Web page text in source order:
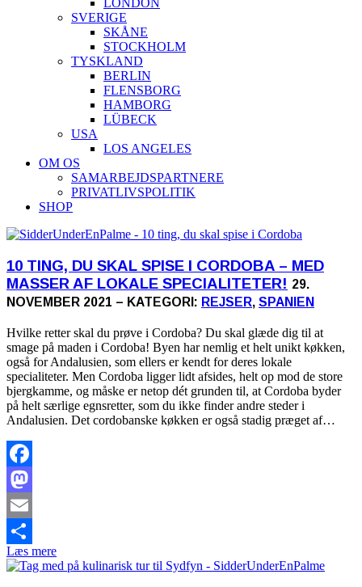
LONDON
SVERIGE
SKÅNE
STOCKHOLM
TYSKLAND
BERLIN
FLENSBORG
HAMBORG
LÜBECK
USA
LOS ANGELES
OM OS
SAMARBEJDSPARTNERE
PRIVATLIVSPOLITIK
SHOP
10 TING, DU SKAL SPISE I CORDOBA – MED
MASSER AF LOKALE SPECIALITETER! 29.
NOVEMBER 2021 – KATEGORI: REJSER, SPANIEN
Hvilke retter skal du prøve i Cordoba? Du skal glæde dig til at
smage på maden i Cordoba! Byen har nemlig et helt unikt køkken,
også for Andalusien, som ellers er kendt for deres lokale
specialiteter. Men Cordoba ligger lidt afsides, helt op mod de store
bjergkamme, og måske er netop dét grunden til, at Cordoba byder
på helt særlige egnsretter, som du ikke finder andre steder i
Andalusien. Det cordobanske køkken er også stadig præget af…
Facebook
Mastodon
Email
Share
Læs mere